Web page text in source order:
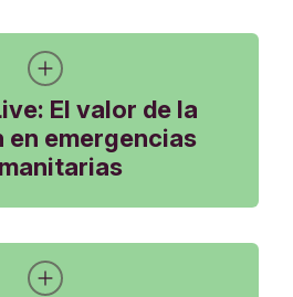
El valor de la
en emergencias
en el que dialogamos